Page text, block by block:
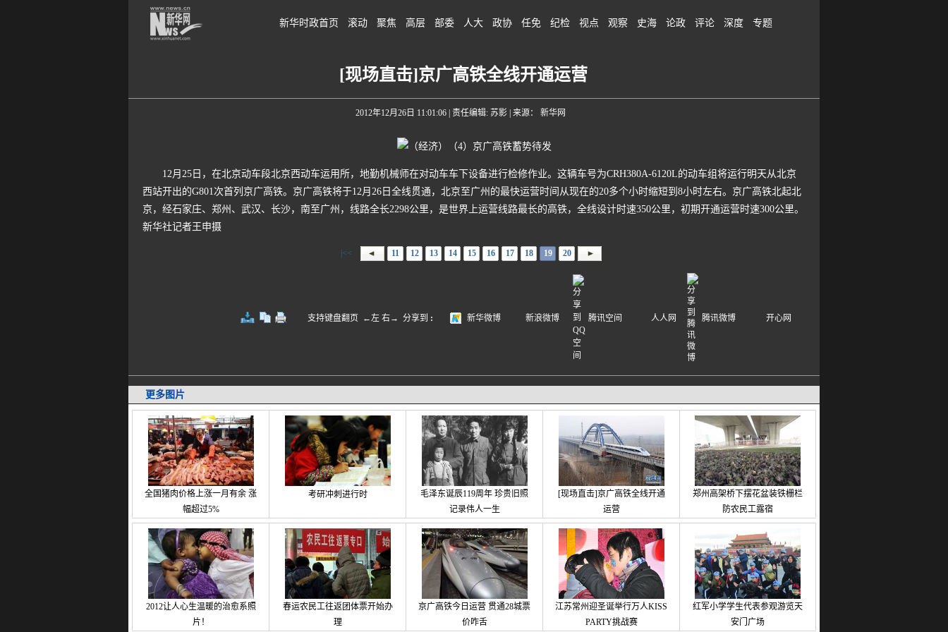
新华时政首页 滚动 聚焦 高层 部委 人大 政协 任免 纪检 视点 观察 史海 论政 评论 深度 专题
[现场直击]京广高铁全线开通运营
2012年12月26日 11:01:06| 责任编辑: 苏影 | 来源： 新华网
12月25日，在北京动车段北京西动车运用所，地勤机械师在对动车车下设备进行检修作业。这辆车号为CRH380A-6120L的动车组将运行明天从北京
西站开出的G801次首列京广高铁。京广高铁将于12月26日全线贯通，北京至广州的最快运营时间从现在的20多个小时缩短到8小时左右。京广高铁北起北
京，经石家庄、郑州、武汉、长沙，南至广州，线路全长2298公里，是世界上运营线路最长的高铁，全线设计时速350公里，初期开通运营时速300公里。
新华社记者王申摄
|<< 11 12 13 14 15 16 17 18 19 20
支持键盘翻页 ←左 右→ 分享到 : 新华微博 新浪微博 腾讯空间 人人网 腾讯微博 开心网
更多图片
全国猪肉价格上涨一月有余 涨
幅超过5%
考研冲刺进行时
毛泽东诞辰119周年 珍贵旧照
记录伟人一生
[现场直击]京广高铁全线开通
运营
郑州高架桥下摆花盆装铁栅栏
防农民工露宿
2012让人心生温暖的治愈系照
片！
春运农民工往返团体票开始办
理
京广高铁今日运营 贯通28城票
价咋舌
江苏常州迎圣诞举行万人KISS
PARTY挑战赛
红军小学学生代表参观游览天
安门广场